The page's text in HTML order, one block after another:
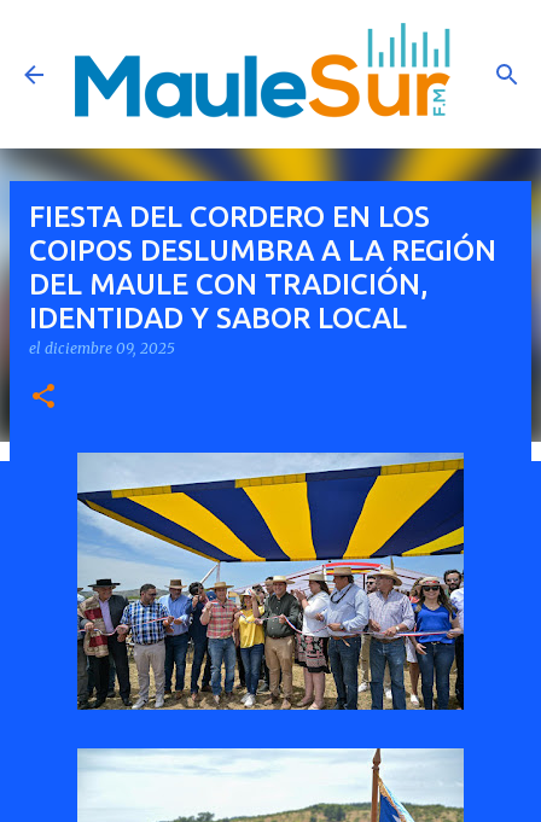
Ir al contenido principal
FIESTA DEL CORDERO EN LOS
COIPOS DESLUMBRA A LA REGIÓN
DEL MAULE CON TRADICIÓN,
IDENTIDAD Y SABOR LOCAL
el diciembre 09, 2025